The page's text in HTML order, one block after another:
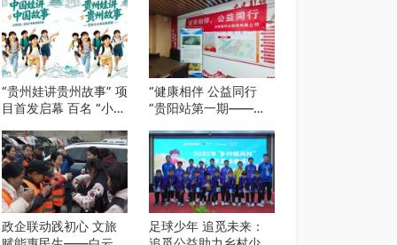
“贵州娃讲贵州故事” 项
目首发启幕 百名 “小小
成长之旅
“健康相伴 公益同行
”贵阳站第一期——岳
健康公益科普活动
政企联动践初心 文旅
足球少年 追觅未来：